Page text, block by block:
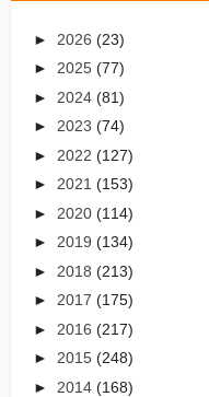
► 2026 (23)
► 2025 (77)
► 2024 (81)
► 2023 (74)
► 2022 (127)
► 2021 (153)
► 2020 (114)
► 2019 (134)
► 2018 (213)
► 2017 (175)
► 2016 (217)
► 2015 (248)
► 2014 (168)